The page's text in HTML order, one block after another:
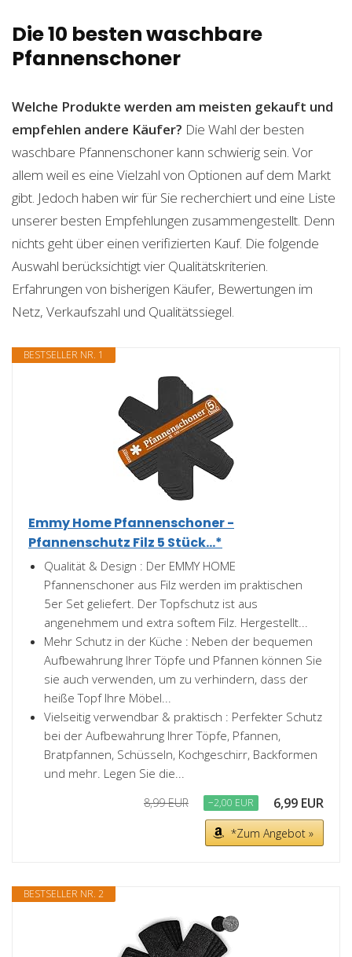
Die 10 besten waschbare
Pfannenschoner
Welche Produkte werden am meisten gekauft und
empfehlen andere Käufer? Die Wahl der besten
waschbare Pfannenschoner kann schwierig sein. Vor
allem weil es eine Vielzahl von Optionen auf dem Markt
gibt. Jedoch haben wir für Sie recherchiert und eine Liste
unserer besten Empfehlungen zusammengestellt. Denn
nichts geht über einen verifizierten Kauf. Die folgende
Auswahl berücksichtigt vier Qualitätskriterien.
Erfahrungen von bisherigen Käufer, Bewertungen im
Netz, Verkaufszahl und Qualitätssiegel.
BESTSELLER NR. 1
Emmy Home Pfannenschoner -
Pfannenschutz Filz 5 Stück...*
Qualität & Design : Der EMMY HOME
Pfannenschoner aus Filz werden im praktischen
5er Set geliefert. Der Topfschutz ist aus
angenehmem und extra softem Filz. Hergestellt...
Mehr Schutz in der Küche : Neben der bequemen
Aufbewahrung Ihrer Töpfe und Pfannen können Sie
sie auch verwenden, um zu verhindern, dass der
heiße Topf Ihre Möbel...
Vielseitig verwendbar & praktisch : Perfekter Schutz
bei der Aufbewahrung Ihrer Töpfe, Pfannen,
Bratpfannen, Schüsseln, Kochgeschirr, Backformen
und mehr. Legen Sie die...
8,99 EUR −2,00 EUR 6,99 EUR
*Zum Angebot »
BESTSELLER NR. 2